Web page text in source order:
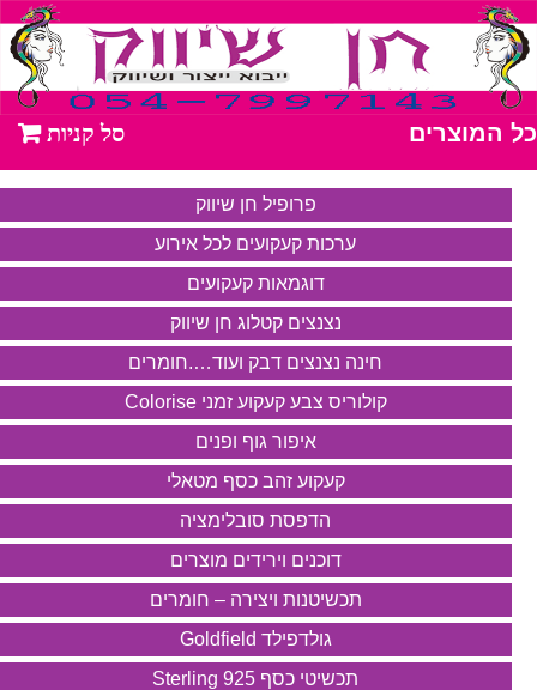
כל המוצרים
פרופיל חן שיווק
ערכות קעקועים לכל אירוע
דוגמאות קעקועים
נצנצים קטלוג חן שיווק
חינה נצנצים דבק ועוד….חומרים
קולוריס צבע קעקוע זמני Colorise
איפור גוף ופנים
קעקוע זהב כסף מטאלי
הדפסת סובלימציה
דוכנים וירידים מוצרים
תכשיטנות ויצירה – חומרים
גולדפילד Goldfield
תכשיטי כסף 925 Sterling